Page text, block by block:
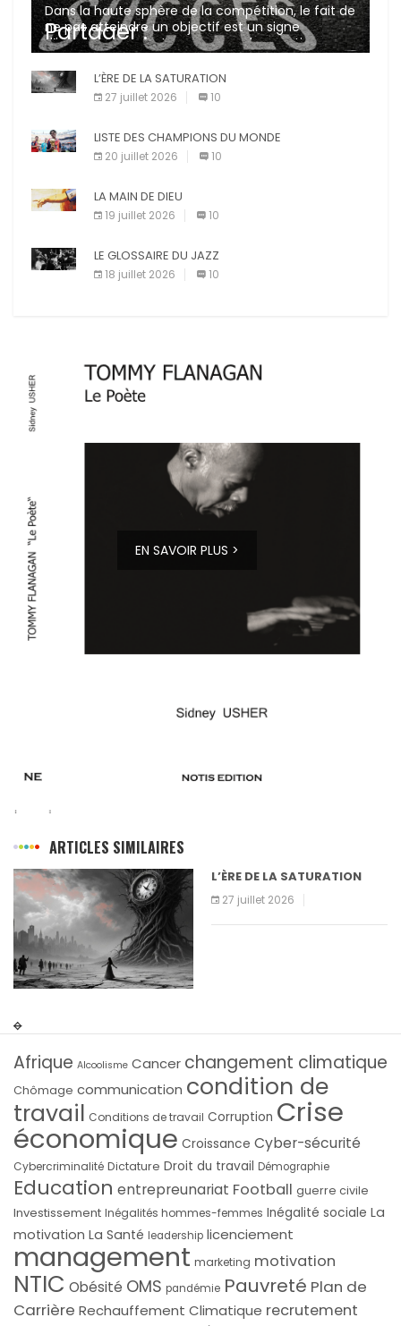
Dans la haute sphère de la compétition, le fait de
ne pas atteindre un objectif est un signe
d’incompétence et une source de sanctions
diverses (avertissement, […]
Partager :
Facebook
Pinterest
Imprimer
L’ÈRE DE LA SATURATION
27 juillet 2026 10
LISTE DES CHAMPIONS DU MONDE
20 juillet 2026 10
LA MAIN DE DIEU
19 juillet 2026 10
LE GLOSSAIRE DU JAZZ
18 juillet 2026 10
EN SAVOIR PLUS >
ARTICLES SIMILAIRES
L’ÈRE DE LA SATURATION
27 juillet 2026
Afrique Alcoolisme Cancer changement climatique
Chômage communication condition de
travail Conditions de travail Corruption Crise
économique Croissance Cyber-sécurité
Cybercriminalité Dictature Droit du travail Démographie
Education entrepreunariat Football guerre civile
Investissement Inégalités hommes-femmes Inégalité sociale La
motivation La Santé leadership licenciement
management marketing motivation
NTIC Obésité OMS pandémie Pauvreté Plan de
Carrière Rechauffement Climatique recrutement